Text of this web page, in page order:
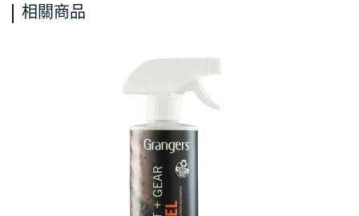
相關商品